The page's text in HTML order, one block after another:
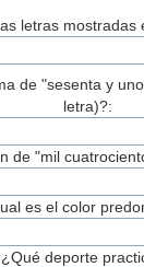
letras mostradas
de "sesenta y
letra)?:
de "mil
es el color
deporte